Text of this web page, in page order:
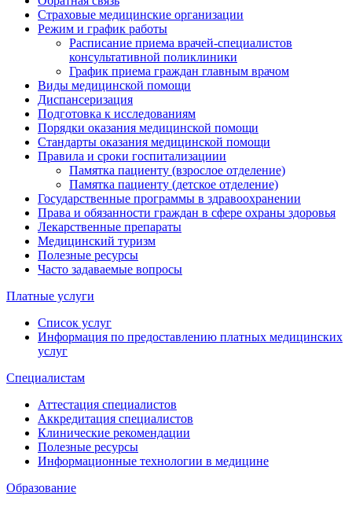
Страховые медицинские организации
Режим и график работы
Расписание приема врачей-специалистов
консультативной поликлиники
График приема граждан главным врачом
Виды медицинской помощи
Диспансеризация
Подготовка к исследованиям
Порядки оказания медицинской помощи
Стандарты оказания медицинской помощи
Правила и сроки госпитализациии
Памятка пациенту (взрослое отделение)
Памятка пациенту (детское отделение)
Государственные программы в здравоохранении
Права и обязанности граждан в сфере охраны здоровья
Лекарственные препараты
Медицинский туризм
Полезные ресурсы
Часто задаваемые вопросы
Платные услуги
Список услуг
Информация по предоставлению платных медицинских
услуг
Специалистам
Аттестация специалистов
Аккредитация специалистов
Клинические рекомендации
Полезные ресурсы
Информационные технологии в медицине
Образование